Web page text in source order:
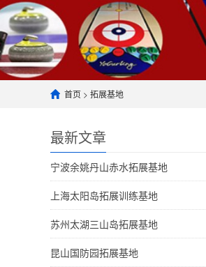
首页 > 拓展基地
最新文章
宁波余姚丹山赤水拓展基地
上海太阳岛拓展训练基地
苏州太湖三山岛拓展基地
昆山国防园拓展基地